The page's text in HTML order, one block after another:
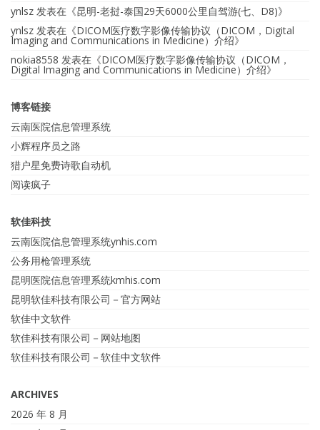
ynlsz 发表在《昆明-老挝-泰国29天6000公里自驾游(七、D8)》
ynlsz 发表在《DICOM医疗数字影像传输协议（DICOM，Digital
Imaging and Communications in Medicine）介绍》
nokia8558 发表在《DICOM医疗数字影像传输协议（DICOM，
Digital Imaging and Communications in Medicine）介绍》
博客链接
云南医院信息管理系统
小辉程序员之路
猎户星免费诗歌自动机
阅读疯子
软佳科技
云南医院信息管理系统ynhis.com
公务用枪管理系统
昆明医院信息管理系统kmhis.com
昆明软佳科技有限公司－官方网站
软佳中文软件
软佳科技有限公司－网站地图
软佳科技有限公司－软佳中文软件
ARCHIVES
2026 年 8 月